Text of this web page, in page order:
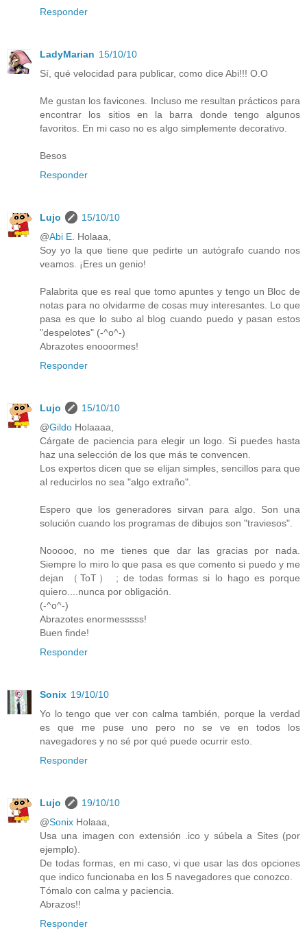
Responder
LadyMarian 15/10/10
Sí, qué velocidad para publicar, como dice Abi!!! O.O
Me gustan los favicones. Incluso me resultan prácticos para
encontrar los sitios en la barra donde tengo algunos
favoritos. En mi caso no es algo simplemente decorativo.
Besos
Responder
Lujo
15/10/10
@Abi E. Holaaa,
Soy yo la que tiene que pedirte un autógrafo cuando nos
veamos. ¡Eres un genio!
Palabrita que es real que tomo apuntes y tengo un Bloc de
notas para no olvidarme de cosas muy interesantes. Lo que
pasa es que lo subo al blog cuando puedo y pasan estos
"despelotes" (-^o^-)
Abrazotes enooormes!
Responder
Lujo
15/10/10
@Gildo Holaaaa,
Cárgate de paciencia para elegir un logo. Si puedes hasta
haz una selección de los que más te convencen.
Los expertos dicen que se elijan simples, sencillos para que
al reducirlos no sea "algo extraño".
Espero que los generadores sirvan para algo. Son una
solución cuando los programas de dibujos son "traviesos".
Nooooo, no me tienes que dar las gracias por nada.
Siempre lo miro lo que pasa es que comento si puedo y me
dejan （ToT） ; de todas formas si lo hago es porque
quiero....nunca por obligación.
(-^o^-)
Abrazotes enormesssss!
Buen finde!
Responder
Sonix 19/10/10
Yo lo tengo que ver con calma también, porque la verdad
es que me puse uno pero no se ve en todos los
navegadores y no sé por qué puede ocurrir esto.
Responder
Lujo
19/10/10
@Sonix Holaaa,
Usa una imagen con extensión .ico y súbela a Sites (por
ejemplo).
De todas formas, en mi caso, vi que usar las dos opciones
que indico funcionaba en los 5 navegadores que conozco.
Tómalo con calma y paciencia.
Abrazos!!
Responder